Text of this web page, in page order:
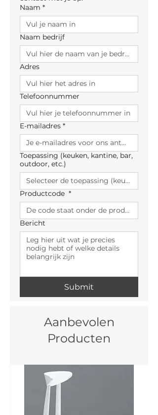
Naam *
Naam bedrijf
Adres
Telefoonnummer
E-mailadres *
Toepassing (keuken, kantine, bar,
outdoor, etc.)
Productcode *
Bericht
Submit
Aanbevolen
Producten